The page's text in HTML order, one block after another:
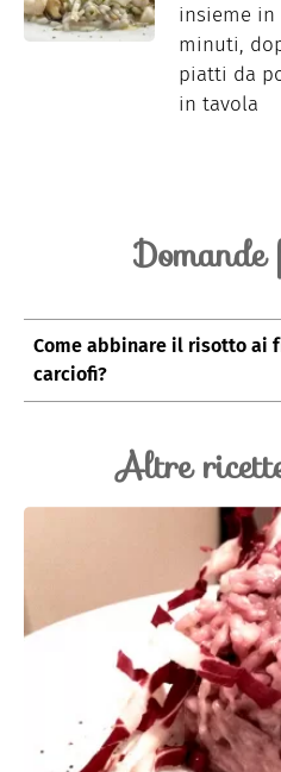
insieme in
minuti,
piatti da
in tavola
Come abbinare il risotto ai
carciofi?
abbinato ad un vino bianco,
Chardonnay.Altre